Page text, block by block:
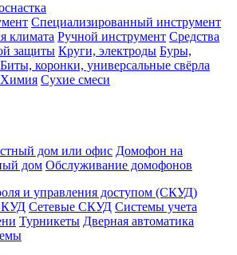
Специализированный инструмент
климата Ручной инструмент Средства
защиты Круги, электроды Буры,
Биты, коронки, универсальные свёрла
Химия Сухие смеси
дом или офис Домофон на
дом Обслуживание домофонов
и управления доступом (СКУД)
Сетевые СКУД Системы учета
Турникеты Дверная автоматика